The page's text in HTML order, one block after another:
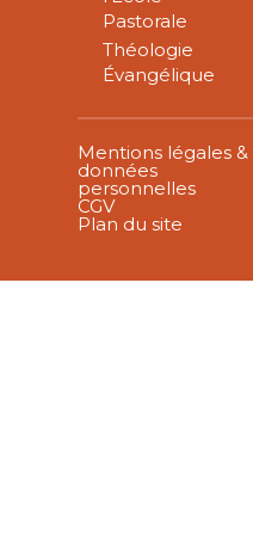
Pastorale
Théologie
Évangélique
Mentions légales &
données
personnelles
CGV
Plan du site